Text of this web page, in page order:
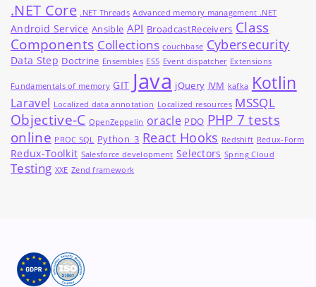
.NET Core .NET Threads Advanced memory management .NET
Android Service Ansible API BroadcastReceivers Class
Components Collections couchbase Cybersecurity
Data Step Doctrine Ensembles ES5 Event dispatcher Extensions
Fundamentals of memory GIT Java jQuery JVM kafka Kotlin
Laravel Localized data annotation Localized resources MSSQL
Objective-C OpenZeppelin oracle PDO PHP 7 tests
online PROC SQL Python_3 React Hooks Redshift Redux-Form
Redux-Toolkit Salesforce development Selectors Spring Cloud
Testing XXE Zend framework